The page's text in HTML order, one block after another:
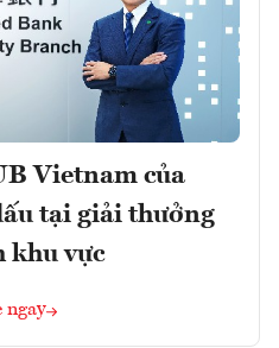
Vietnam của
tại giải thưởng
khu vực
ngay